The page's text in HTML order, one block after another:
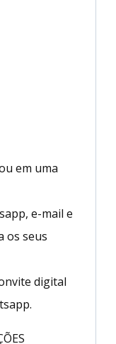
em uma
e-mail e
os seus
digital